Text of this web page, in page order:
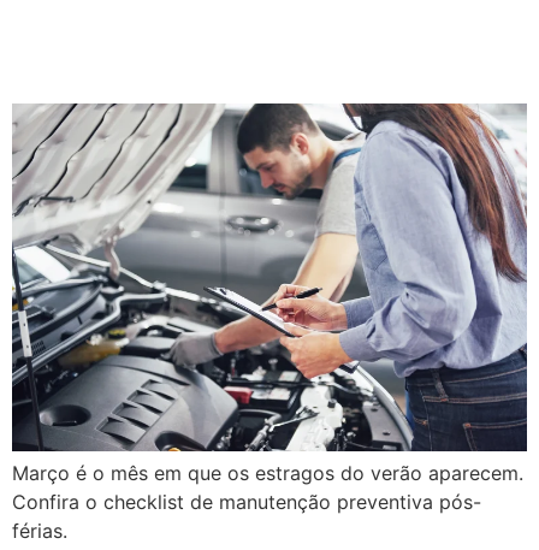
Março é o mês em que os estragos do verão aparecem.
Confira o checklist de manutenção preventiva pós-
férias.